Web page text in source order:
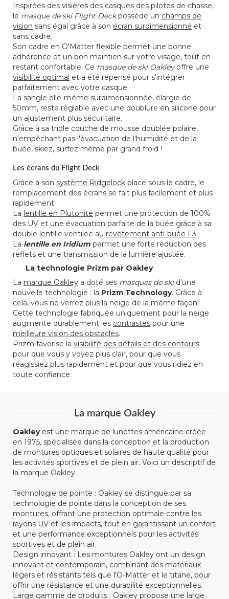
Inspirées des visières des casques des pilotes de chasse,
le masque de ski Flight Deckpossède un champs de
vision sans égal grâce à son écran surdimensionné et
sans cadre.
Son cadre en O'Matter flexible permet une bonne
adhérence et un bon maintien sur votre visage, tout en
restant confortable. Ce masque de ski Oakleyoffre une
visibilité optimal et a été repensé pour s'intégrer
parfaitement avec votre casque.
La sangle elle-même surdimensionnée, élargie de
50mm, reste réglable avec une doublure en silicone pour
un ajustement plus sécuritaire.
Grâce à sa triple couche de mousse doublée polaire,
n'empêchant pas l'évacuation de l'humidité et de la
buée, skiez, surfez même par grand froid !
Les écrans du Flight Deck
Grâce à son système Ridgelock placé sous le cadre, le
remplacement des écrans se fait plus facilement et plus
rapidement.
La lentille en Plutonite permet une protection de 100%
des UV et une évacuation parfaite de la buée grâce à sa
double lentille ventilée au revêtement anti-buée F3.
La lentille en Iridium permet une forte réduction des
reflets et une transmission de la lumière ajustée.
La technologie Prizm par Oakley
La marque Oakley a doté ses masques de skid'une
nouvelle technologie : la Prizm Technology. Grâce à
cela, vous ne verrez plus la neige de la même façon!
Cette technologie fabriquée uniquement pour la neige
augmente durablement les contrastes pour une
meilleure vision des obstacles.
Prizm favorise la visibilité des détails et des contours
pour que vous y voyez plus clair, pour que vous
réagissiez plus rapidement et pour que vous ridiez en
toute confiance.
La marque Oakley
Oakleyest une marque de lunettes américaine créée
en 1975, spécialisée dans la conception et la production
de montures optiques et solaires de haute qualité pour
les activités sportives et de plein air. Voici un descriptif de
la marque Oakley :
Technologie de pointe : Oakley se distingue par sa
technologie de pointe dans la conception de ses
montures, offrant une protection optimale contre les
rayons UV et les impacts, tout en garantissant un confort
et une performance exceptionnels pour les activités
sportives et de plein air.
Design innovant : Les montures Oakley ont un design
innovant et contemporain, combinant des matériaux
légers et résistants tels que l'O-Matter et le titane, pour
offrir une résistance et une durabilité exceptionnelles.
Large gamme de produits : Oakley propose une large